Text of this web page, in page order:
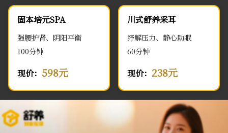
固本培元SPA
强腰护肾、阴阳平衡
100分钟
现价： 598元
川式舒养采耳
纾解压力、静心助眠
60分钟
现价： 238元